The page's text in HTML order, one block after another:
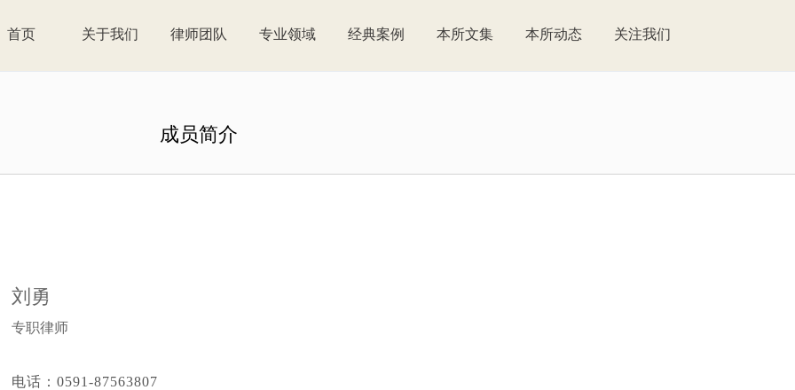
首页 关于我们 律师团队 专业领域 经典案例 本所文集 本所动态 关注我们
成员简介
刘勇
专职律师
电话： 0591-87563807